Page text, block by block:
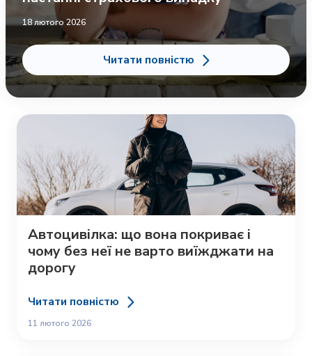
Читати повністю
18 лютого 2026
Автоцивілка: що вона покриває і
чому без неї не варто виїжджати на
дорогу
Читати повністю
11 лютого 2026